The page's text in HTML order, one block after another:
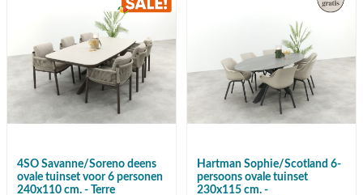
4SO Savanne/Soreno deens
ovale tuinset voor 6 personen
240x110 cm. - Terre
Hartman Sophie/Scotland 6-
persoons ovale tuinset
230x115 cm. -